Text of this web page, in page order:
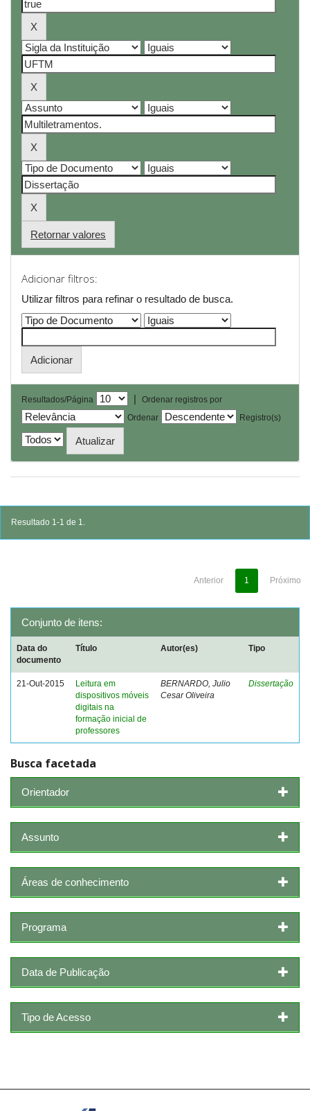
Retornar valores
Adicionar filtros:
Utilizar filtros para refinar o resultado de busca.
Resultados/Página |
Ordenar registros por
Ordenar
Registro(s)
Resultado 1-1 de 1.
Anterior 1 Próximo
Conjunto de itens:
Data do
documento
Título Autor(es) Tipo
21-Out-2015
Leitura em
dispositivos móveis
digitais na
formação inicial de
professores
BERNARDO, Julio
Cesar Oliveira
Dissertação
Busca facetada
Orientador
Assunto
Áreas de conhecimento
Programa
Data de Publicação
Tipo de Acesso